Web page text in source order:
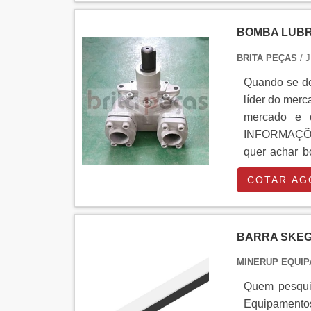
serviços
serviços
portfólio
feito a
entrega de
BOMBA
BRITA PEÇAS /
Quando se
líder do
mercado e
quer achar
Brita Peças.
eixo,
qualidade e
empresas
Esse tipo de
além de
COTAR
BARRA
MINERUP
Quem